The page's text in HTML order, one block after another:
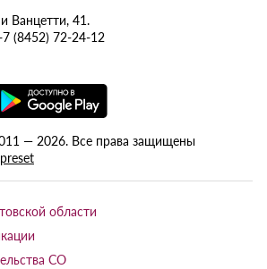
Ванцетти, 41.
(8452) 72-24-12
— 2026. Все права защищены
области
СО